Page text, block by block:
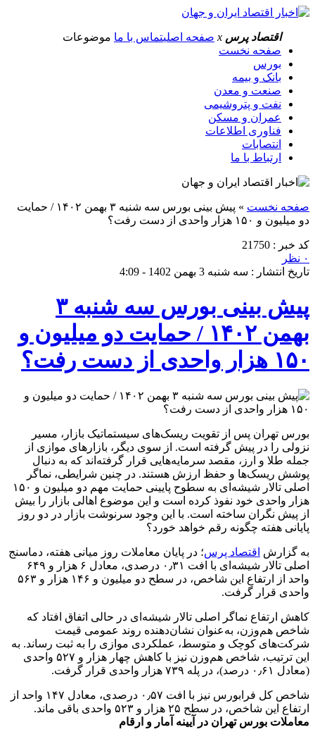
اقتصاد پرس x صفحه اصلیتماس با ما موضوعات
صفحه نخست
بورس
بانک و بیمه
صنعت و معدن
نفت و پتروشیمی
عمران و مسکن
فناوری اطلاعات
انتصابات
ارتباط با ما
صفحه نخست »
پیش بینی بورس سه شنبه ۳ بهمن ۱۴۰۲ / حمایت
دو میلیون و ۱۵۰ هزار واحدی از دست رفت؟
کد خبر : 21750
۰ نظر
تاریخ انتشار : سه شنبه 3 بهمن 1402 - 4:09
پیش بینی بورس سه شنبه ۳
بهمن ۱۴۰۲ / حمایت دو میلیون و
۱۵۰ هزار واحدی از دست رفت؟
بورس تهران پس از تقویت ریسک‌های سیستماتیک بازار، مسیر
نزولی را در پیش گرفته است. از سوی دیگر، بازارهای موازی از
جمله طلا و ارز، مقصد سرمایه‌هایی قرار گرفته‌اند که به دنبال
پوشش ریسک‌ها و حفظ ارزش هستند. در چنین شرایطی، نماگر
اصلی تالار شیشه‌ای به سطوح پایینی حمایت مهم دو میلیون و ۱۵۰
هزار واحدی خود نفوذ کرده است و این موضوع اهالی بازار را بیش
از پیش نگران ساخته است. با این وجود سرنوشت بازار در دو روز
پایانی هفته چگونه رقم خواهد خورد؟
به گزارش اقتصاد پرس؛ در پایان معاملات روز میانی هفته، دماسنج
اصلی تالار شیشه‌ای با افت ۰٫۳۱ درصدی، معادل ۶ هزار و ۶۴۹
واحد از ارتفاع این شاخص، در سطح دو میلیون و ۱۴۶ هزار و ۵۶۳
واحدی قرار گرفت.
کاهش ارتفاع نماگر اصلی تالار شیشه‌ای در حالی اتفاق افتاد که
شاخص هم‌وزن، به‌عنوان نشان‌دهنده روند عمومی قیمت
شرکت‌های کوچک و متوسط، عملکردی موازی را به ثبت رساند. به
این ترتیب، شاخص هم‌وزن نیز با کاهش چهار هزار و ۵۲۷ واحدی
(معادل ۰٫۶۱ درصد)، در پله ۷۳۹ هزار واحدی قرار گرفت.
شاخص‌ کل فرابورس نیز با افت ۰٫۵۷ درصدی، معادل ۱۴۷ واحد از
ارتفاع این شاخص، در سطح ۲۵ هزار و ۵۲۳ واحدی باقی ماند.
معاملات بورس تهران در آیینه آمار و ارقام